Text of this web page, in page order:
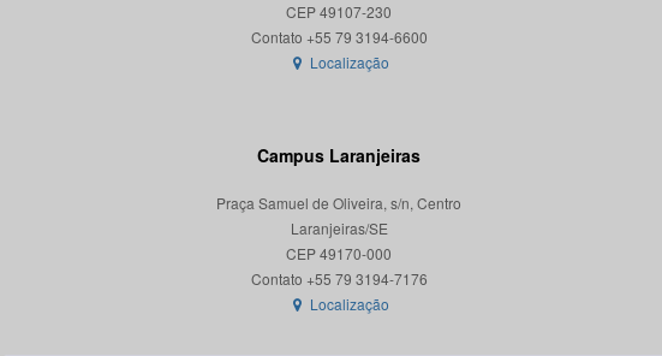
CEP 49107-230
Localização
Campus Laranjeiras
Praça Samuel de Oliveira, s/n, Centro
Laranjeiras/SE
CEP 49170-000
Localização